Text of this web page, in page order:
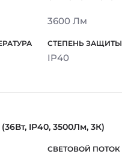
3600 Лм
IP40
IP40, 3500Лм, 3К)